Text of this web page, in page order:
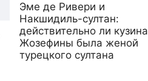
Эме де Ривери и
Накшидиль-султан:
действительно ли кузина
Жозефины была женой
турецкого султана